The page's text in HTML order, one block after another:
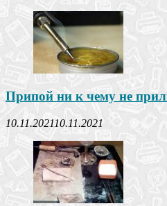
Припой ни к чему не
10.11.202110.11.2021